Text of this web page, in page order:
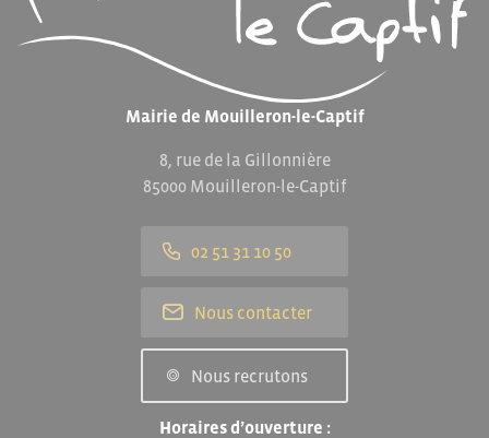
Mairie de Mouilleron-le-Captif
8, rue de la Gillonnière
85000 Mouilleron-le-Captif
02 51 31 10 50
Nous contacter
Nous recrutons
Horaires d’ouverture :